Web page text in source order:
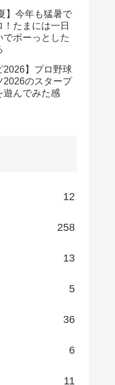
】今年も猛暑で
たまには一日
でボーっとした
2026】プロ野球
2026のスタープ
遊んでみた感
12
258
13
5
36
6
11